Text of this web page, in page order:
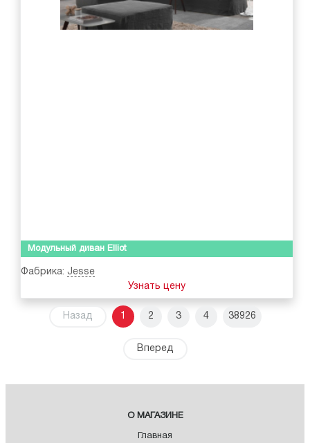
Модульный диван Elliot
Фабрика: Jesse
Узнать цену
Назад 1 2 3 4 38926
Вперед
О МАГАЗИНЕ
Главная